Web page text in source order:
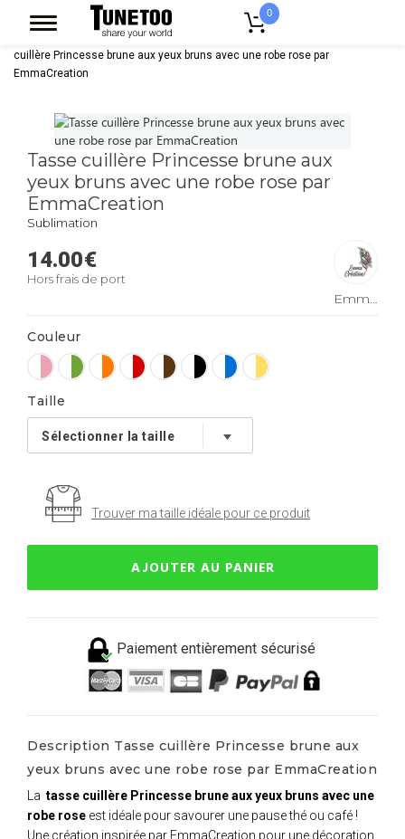
0
Accessoires Casquettes
cuillère Princesse brune aux yeux bruns avec une robe rose par
EmmaCreation
Tasse cuillère Princesse brune aux
yeux bruns avec une robe rose par
EmmaCreation
Sublimation
14.00€
Hors frais de port
EmmaCreation
Couleur
Taille
Trouver ma taille idéale pour ce produit
AJOUTER AU PANIER
Paiement entièrement sécurisé
Description Tasse cuillère Princesse brune aux
yeux bruns avec une robe rose par EmmaCreation
La tasse cuillère Princesse brune aux yeux bruns avec une
robe rose est idéale pour savourer une pause thé ou café !
Une création inspirée par EmmaCreation pour une décoration